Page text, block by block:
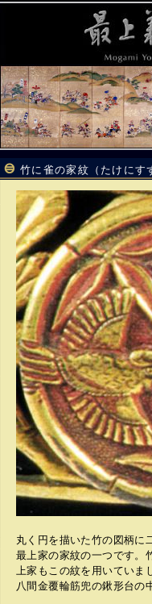
竹に雀の家紋（たけにす
丸く円を描いた竹の図柄に
最上家の家紋の一つです。
上家もこの紋を用いていま
八間金覆輪筋兜の鍬形台の